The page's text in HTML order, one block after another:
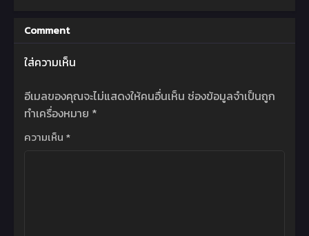
Chapter 251
11 พฤษภาคม 2022 11 พฤษภาคม 2022
11 พฤษภาคม 2022 11 พฤษภาคม 2022
Chapter 247
11 พฤษภาคม 2022
Comment
ใส่ความเห็น
อีเมลของคุณจะไม่แสดงให้คนอื่นเห็น ช่องข้อมูลจำเป็นถูก
ทำเครื่องหมาย *
ความเห็น *